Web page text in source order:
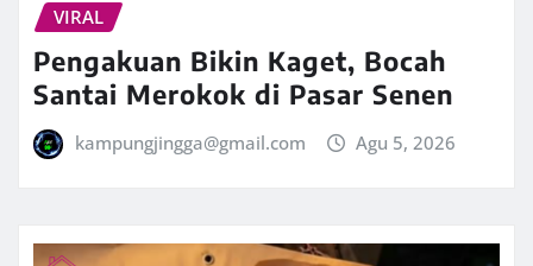
VIRAL
Pengakuan Bikin Kaget, Bocah
Santai Merokok di Pasar Senen
kampungjingga@gmail.com Agu 5, 2026